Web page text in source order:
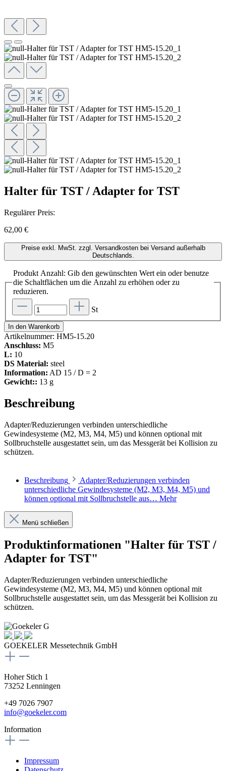
Halter für TST / Adapter for TST
Regulärer Preis:
62,00 €
Preise exkl. MwSt. zzgl. Versandkosten bei Versand außerhalb
Deutschlands.
Produkt Anzahl: Gib den gewünschten Wert ein oder benutze
die Schaltflächen um die Anzahl zu erhöhen oder zu
reduzieren.
St
In den Warenkorb
Artikelnummer: HM5-15.20
Anschluss: M5
L: 10
DS Material: steel
Information: AD 15 / D = 2
Gewicht:: 13 g
Beschreibung
Adapter/Reduzierungen verbinden unterschiedliche
Gewindesysteme (M2, M3, M4, M5) und können optional mit
Sollbruchstelle ausgestattet sein, um das Messgerät bei Kollision zu
schützen.
Beschreibung
Adapter/Reduzierungen verbinden
unterschiedliche Gewindesysteme (M2, M3, M4, M5) und
können optional mit Sollbruchstelle aus… Mehr
Menü schließen
Produktinformationen "Halter für TST /
Adapter for TST"
Adapter/Reduzierungen verbinden unterschiedliche
Gewindesysteme (M2, M3, M4, M5) und können optional mit
Sollbruchstelle ausgestattet sein, um das Messgerät bei Kollision zu
schützen.
GOEKELER Messetechnik GmbH
Hoher Stich 1
73252 Lenningen
+49 7026 7907
info@goekeler.com
Information
Impressum